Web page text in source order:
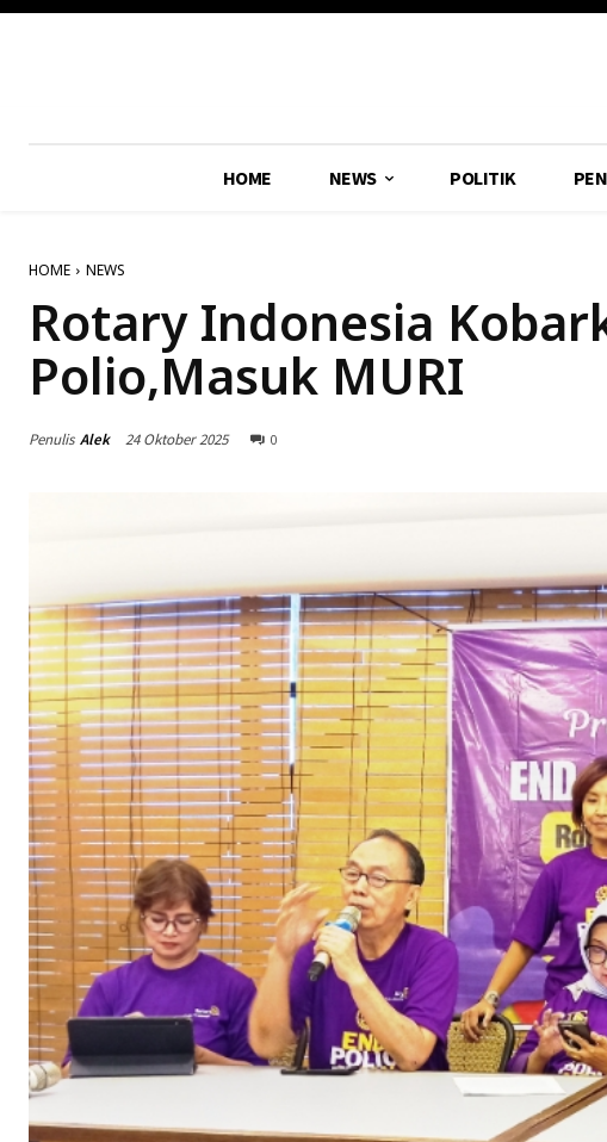
HOME NEWS POLITIK
HOME NEWS
Rotary Indonesia
Polio,Masuk MURI
Penulis Alek 24 Oktober 2025 0